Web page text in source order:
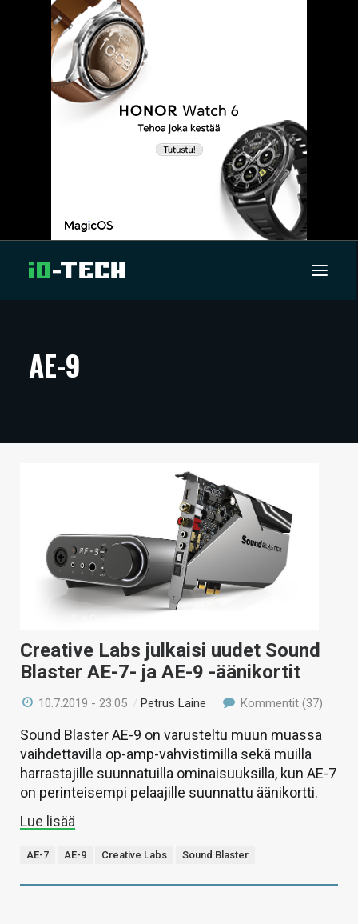
ARTIKKELIT
TECHBBS
KAUPPA
VAIHDA TEEMA
HAKU
AE-9
Creative Labs julkaisi uudet Sound
Blaster AE-7- ja AE-9 -äänikortit
10.7.2019 - 23:05 / Petrus Laine Kommentit (37)
Sound Blaster AE-9 on varusteltu muun muassa
vaihdettavilla op-amp-vahvistimilla sekä muilla
harrastajille suunnatuilla ominaisuuksilla, kun AE-7
on perinteisempi pelaajille suunnattu äänikortti.
Lue lisää
AE-7 AE-9 Creative Labs Sound Blaster